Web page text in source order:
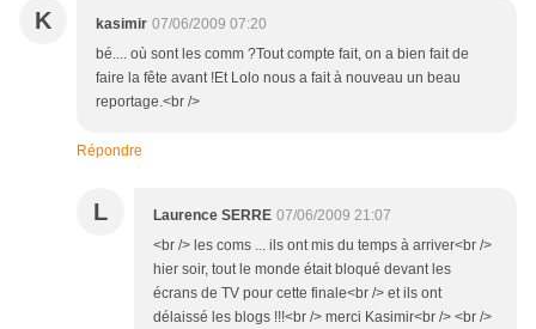
K kasimir 07/06/2009 07:20
bé.... où sont les comm ?Tout compte fait, on a bien fait de
faire la fête avant !Et Lolo nous a fait à nouveau un beau
reportage.<br />
Répondre
L Laurence SERRE 07/06/2009 21:07
<br /> les coms ... ils ont mis du temps à arriver<br />
hier soir, tout le monde était bloqué devant les
écrans de TV pour cette finale<br /> et ils ont
délaissé les blogs !!!<br /> merci Kasimir<br /> <br />